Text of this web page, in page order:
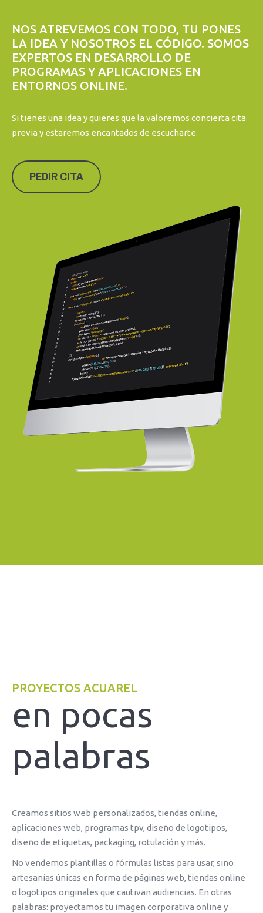
NOS ATREVEMOS CON TODO, TU PONES
LA IDEA Y NOSOTROS EL CÓDIGO. SOMOS
EXPERTOS EN DESARROLLO DE
PROGRAMAS Y APLICACIONES EN
ENTORNOS ONLINE.
Si tienes una idea y quieres que la valoremos concierta cita
previa y estaremos encantados de escucharte.
PEDIR CITA
PROYECTOS ACUAREL
en pocas
palabras
Creamos sitios web personalizados, tiendas online,
aplicaciones web, programas tpv, diseño de logotipos,
diseño de etiquetas, packaging, rotulación y más.
No vendemos plantillas o fórmulas listas para usar, sino
artesanías únicas en forma de páginas web, tiendas online
o logotipos originales que cautivan audiencias. En otras
palabras: proyectamos tu imagen corporativa online y